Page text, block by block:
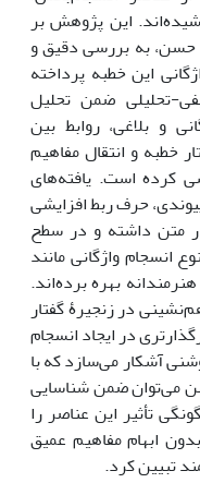
این پژوهش بر
حسن، به بررسی دقیق و
این خطبه پرداخته
تحلیلی ضمن تحلیل
و بلاغی، روابط بین
خطبه و انتقال مفاهیم
کرده است. یافته‌های
حرف ربط افزایشی
در متن داشته و در سطح
انسجام واژگانی مانند
بهره برده‌اند.
در زنجیرۀ گفتار
در ایجاد انسجام
آشکار می‌سازد که با
می‌توان ضمن شناسایی
تأثیر این عناصر را
ابهام مفاهیم عمیق
تبیین کرد.